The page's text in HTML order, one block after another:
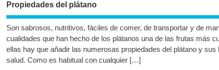
Propiedades del plátano
Son sabrosos, nutritivos, fáciles de comer, de transportar y de
cualidades que han hecho de los plátanos una de las frutas más
ellas hay que añadir las numerosas propiedades del plátano y
salud. Como es habitual con cualquier […]